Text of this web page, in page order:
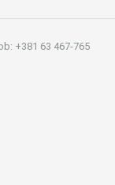
+381 63 467-765